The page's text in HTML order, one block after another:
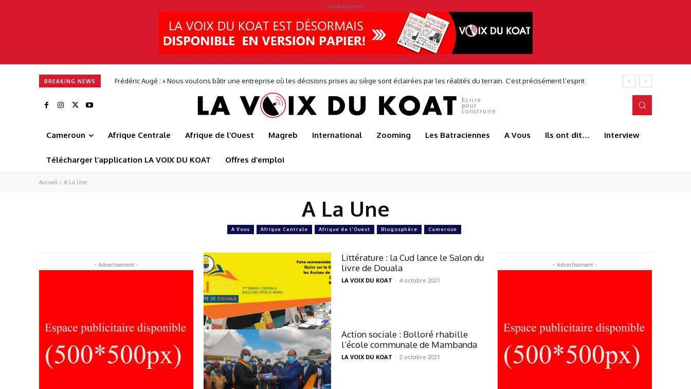
- Advertisement -
BREAKING NEWS
Frédéric Augé : « Nous voulons bâtir une entreprise où les décisions prises au siège sont éclairées par les réalités du terrain. C’est précisément l’esprit
Ecrire
pour
construire
Cameroun Afrique Centrale Afrique de l’Ouest Magreb International Zooming Les Batraciennes A Vous Ils ont dit… Interview
Télécharger l’application LA VOIX DU KOAT Offres d’emploi
Accueil A La Une
A La Une
A Vous Afrique Centrale Afrique de l'Ouest Blogosphère Cameroun
- Advertisement -
Littérature : la Cud lance le Salon du
livre de Douala
LA VOIX DU KOAT - 4 octobre 2021
Action sociale : Bolloré rhabille
l’école communale de Mambanda
LA VOIX DU KOAT - 2 octobre 2021
- Advertisement -